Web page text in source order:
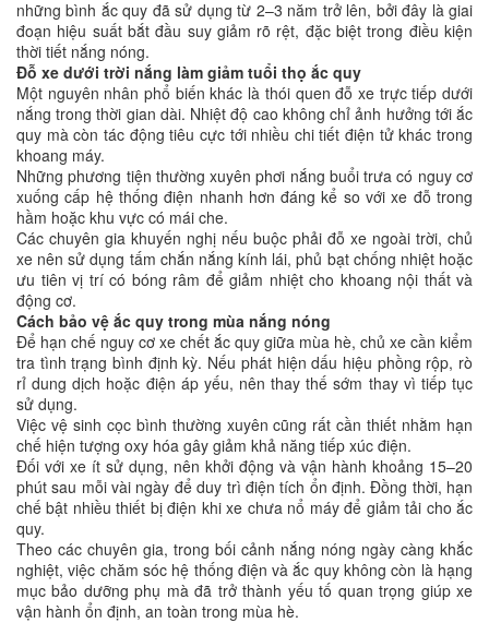
những bình ắc quy đã sử dụng từ 2–3 năm trở lên, bởi đây là giai
đoạn hiệu suất bắt đầu suy giảm rõ rệt, đặc biệt trong điều kiện
thời tiết nắng nóng.
Đỗ xe dưới trời nắng làm giảm tuổi thọ ắc quy
Một nguyên nhân phổ biến khác là thói quen đỗ xe trực tiếp dưới
nắng trong thời gian dài. Nhiệt độ cao không chỉ ảnh hưởng tới ắc
quy mà còn tác động tiêu cực tới nhiều chi tiết điện tử khác trong
khoang máy.
Những phương tiện thường xuyên phơi nắng buổi trưa có nguy cơ
xuống cấp hệ thống điện nhanh hơn đáng kể so với xe đỗ trong
hầm hoặc khu vực có mái che.
Các chuyên gia khuyến nghị nếu buộc phải đỗ xe ngoài trời, chủ
xe nên sử dụng tấm chắn nắng kính lái, phủ bạt chống nhiệt hoặc
ưu tiên vị trí có bóng râm để giảm nhiệt cho khoang nội thất và
động cơ.
Cách bảo vệ ắc quy trong mùa nắng nóng
Để hạn chế nguy cơ xe chết ắc quy giữa mùa hè, chủ xe cần kiểm
tra tình trạng bình định kỳ. Nếu phát hiện dấu hiệu phồng rộp, rò
rỉ dung dịch hoặc điện áp yếu, nên thay thế sớm thay vì tiếp tục
sử dụng.
Việc vệ sinh cọc bình thường xuyên cũng rất cần thiết nhằm hạn
chế hiện tượng oxy hóa gây giảm khả năng tiếp xúc điện.
Đối với xe ít sử dụng, nên khởi động và vận hành khoảng 15–20
phút sau mỗi vài ngày để duy trì điện tích ổn định. Đồng thời, hạn
chế bật nhiều thiết bị điện khi xe chưa nổ máy để giảm tải cho ắc
quy.
Theo các chuyên gia, trong bối cảnh nắng nóng ngày càng khắc
nghiệt, việc chăm sóc hệ thống điện và ắc quy không còn là hạng
mục bảo dưỡng phụ mà đã trở thành yếu tố quan trọng giúp xe
vận hành ổn định, an toàn trong mùa hè.